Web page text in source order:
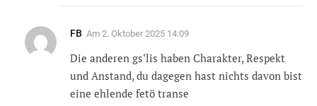
FB Am 2. Oktober 2025 14:09
Die anderen gs‘lis haben Charakter, Respekt
und Anstand, du dagegen hast nichts davon bist
eine ehlende fetö transe